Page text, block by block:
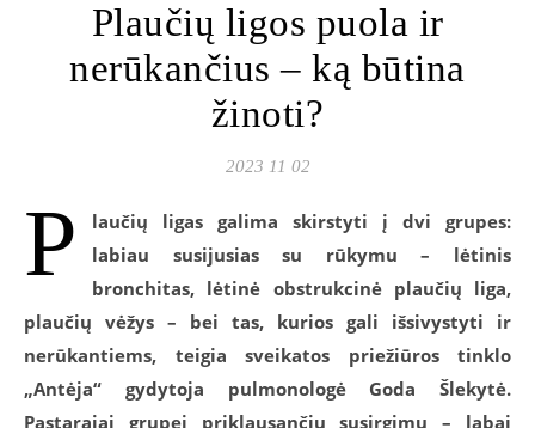
Plaučių ligos puola ir
nerūkančius – ką būtina
žinoti?
2023 11 02
P
laučių ligas galima skirstyti į dvi grupes:
labiau susijusias su rūkymu – lėtinis
bronchitas, lėtinė obstrukcinė plaučių liga,
plaučių vėžys – bei tas, kurios gali išsivystyti ir
nerūkantiems, teigia sveikatos priežiūros tinklo
„Antėja“ gydytoja pulmonologė Goda Šlekytė.
Pastarajai grupei priklausančių susirgimų – labai